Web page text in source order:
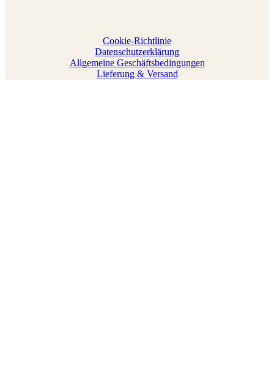
Cookie-Richtlinie
Datenschutzerklärung
Allgemeine Geschäftsbedingungen
Lieferung & Versand